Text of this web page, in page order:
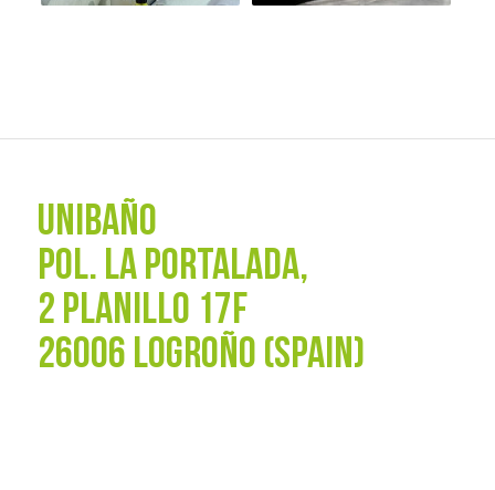
UNIBAÑO
POL. La Portalada,
2 PLANILLO 17F
26006 LOGROÑO (SPAIN)